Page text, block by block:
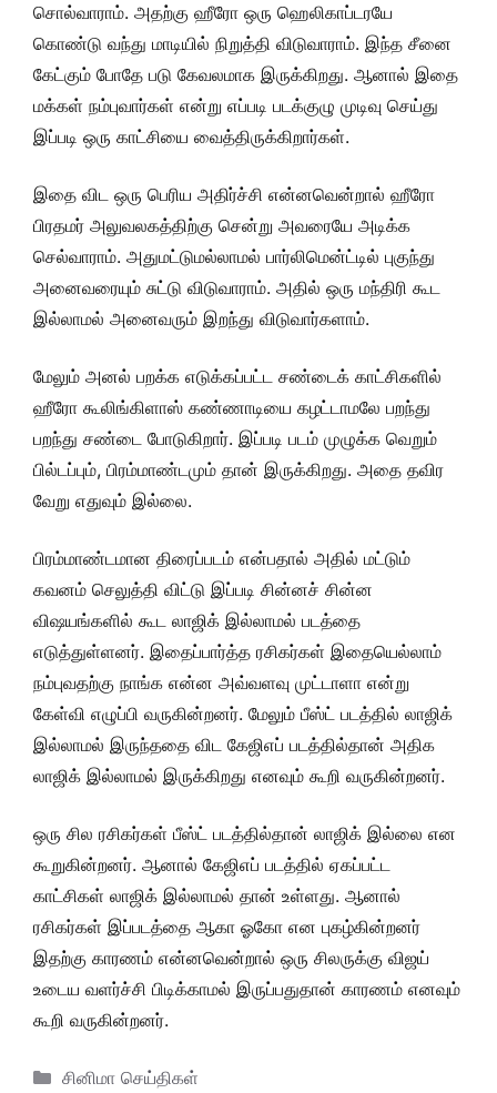
சொல்வாராம். அதற்கு ஹீரோ ஒரு ஹெலிகாப்டரயே
கொண்டு வந்து மாடியில் நிறுத்தி விடுவாராம். இந்த சீனை
கேட்கும் போதே படு கேவலமாக இருக்கிறது. ஆனால் இதை
மக்கள் நம்புவார்கள் என்று எப்படி படக்குழு முடிவு செய்து
இப்படி ஒரு காட்சியை வைத்திருக்கிறார்கள்.
இதை விட ஒரு பெரிய அதிர்ச்சி என்னவென்றால் ஹீரோ
பிரதமர் அலுவலகத்திற்கு சென்று அவரையே அடிக்க
செல்வாராம். அதுமட்டுமல்லாமல் பார்லிமென்ட்டில் புகுந்து
அனைவரையும் சுட்டு விடுவாராம். அதில் ஒரு மந்திரி கூட
இல்லாமல் அனைவரும் இறந்து விடுவார்களாம்.
மேலும் அனல் பறக்க எடுக்கப்பட்ட சண்டைக் காட்சிகளில்
ஹீரோ கூலிங்கிளாஸ் கண்ணாடியை கழட்டாமலே பறந்து
பறந்து சண்டை போடுகிறார். இப்படி படம் முழுக்க வெறும்
பில்டப்பும், பிரம்மாண்டமும் தான் இருக்கிறது. அதை தவிர
வேறு எதுவும் இல்லை.
பிரம்மாண்டமான திரைப்படம் என்பதால் அதில் மட்டும்
கவனம் செலுத்தி விட்டு இப்படி சின்னச் சின்ன
விஷயங்களில் கூட லாஜிக் இல்லாமல் படத்தை
எடுத்துள்ளனர். இதைப்பார்த்த ரசிகர்கள் இதையெல்லாம்
நம்புவதற்கு நாங்க என்ன அவ்வளவு முட்டாளா என்று
கேள்வி எழுப்பி வருகின்றனர். மேலும் பீஸ்ட் படத்தில் லாஜிக்
இல்லாமல் இருந்ததை விட கேஜிஎப் படத்தில்தான் அதிக
லாஜிக் இல்லாமல் இருக்கிறது எனவும் கூறி வருகின்றனர்.
ஒரு சில ரசிகர்கள் பீஸ்ட் படத்தில்தான் லாஜிக் இல்லை என
கூறுகின்றனர். ஆனால் கேஜிஎப் படத்தில் ஏகப்பட்ட
காட்சிகள் லாஜிக் இல்லாமல் தான் உள்ளது. ஆனால்
ரசிகர்கள் இப்படத்தை ஆகா ஓகோ என புகழ்கின்றனர்
இதற்கு காரணம் என்னவென்றால் ஒரு சிலருக்கு விஜய்
உடைய வளர்ச்சி பிடிக்காமல் இருப்பதுதான் காரணம் எனவும்
கூறி வருகின்றனர்.
Categories
சினிமா செய்திகள்